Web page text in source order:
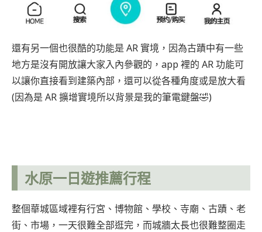
還有另一個也很酷的功能是 AR 實境，因為古蹟中有一些
地方是沒有開放讓大家入內參觀的，app 裡的 AR 功能可
以讓你直接看到建築內部，還可以從各種角度或是放大看
(因為是 AR 擴增實境所以背景是我的筆電鍵盤🤣)
水原一日遊推薦行程
整個華城區域裡有行宮、博物館、學校、寺廟、古蹟、老
街、市場，一天很難全部逛完，而城牆太長也很難整圈走